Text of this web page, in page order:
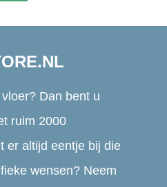
Dan bent u
ruim 2000
er altijd eentje bij die
wensen? Neem